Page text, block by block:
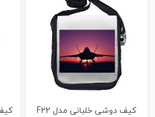
کیف دوشی خلبانی مدل F22